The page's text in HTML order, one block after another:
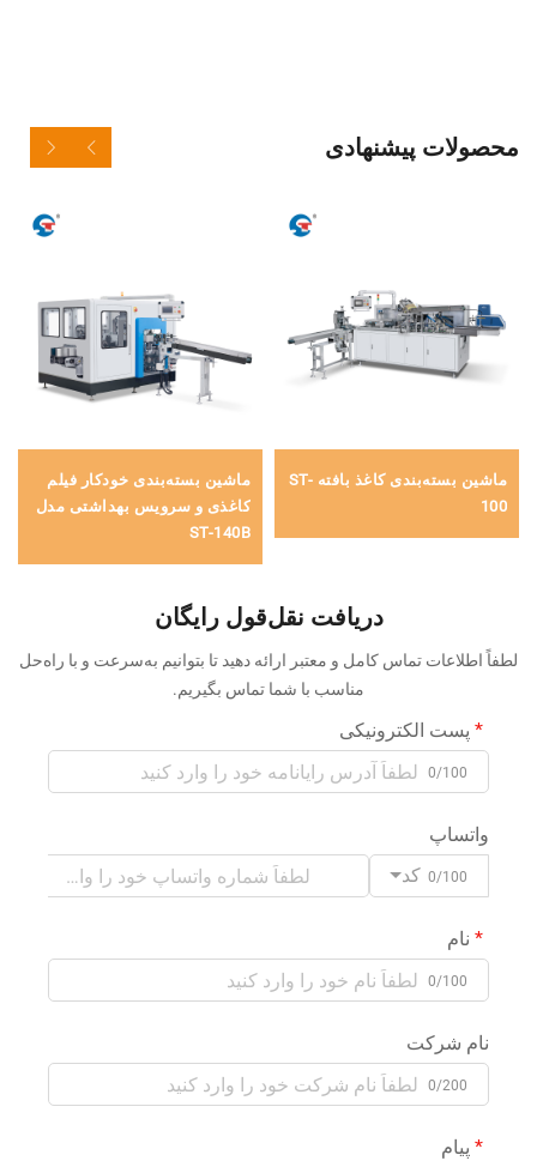
محصولات پیشنهادی
ماشین بسته‌بندی کاغذ بافته ST-
100
ماشین بسته‌بندی خودکار فیلم
کاغذی و سرویس بهداشتی مدل
ST-140B
دریافت نقل‌قول رایگان
لطفاً اطلاعات تماس کامل و معتبر ارائه دهید تا بتوانیم به‌سرعت و با راه‌حل
مناسب با شما تماس بگیریم.
پست الکترونیکی
0/100
واتساپ
کد 0/100
نام
0/100
نام شرکت
0/200
پیام